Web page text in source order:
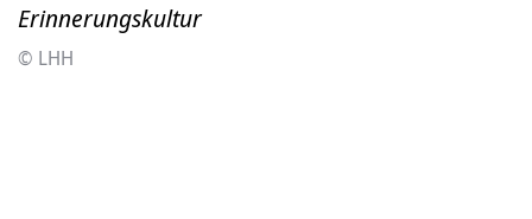
Erinnerungskultur
© LHH